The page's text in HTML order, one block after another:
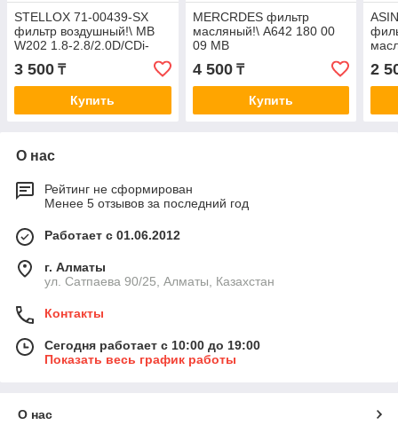
STELLOX 71-00439-SX
фильтр воздушный!\ MB
W202 1.8-2.8/2.0D/CDi-
2.5D/TD 93> / W163 2.3-
5.5 98> A0053
3 500 ₸
Купить
MERCRDES фильтр
масляный!\ A642 180 00
09 MB
W164/W204/W211/W251/Viano/
3.0CDi 05> OE0054
4 500₸
Купить
2
О нас
Рейтинг не сформирован
Менее 5 отзывов за последний год
Работает с 01.06.2012
г. Алматы
ул. Сатпаева 90/25, Алматы, Казахстан
Контакты
Сегодня работает с 10:00 до 19:00
Показать весь график работы
О нас